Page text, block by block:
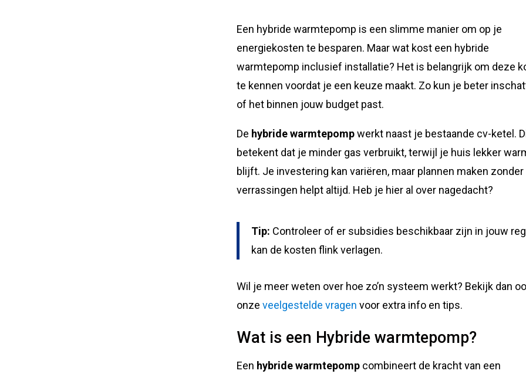
Een hybride warmtepomp is een slimme manier om op je
energiekosten te besparen. Maar wat kost een hybride
warmtepomp inclusief installatie? Het is belangrijk om deze
te kennen voordat je een keuze maakt. Zo kun je beter
of het binnen jouw budget past.
De hybride warmtepompwerkt naast je bestaande cv-ketel.
betekent dat je minder gas verbruikt, terwijl je huis lekker
blijft. Je investering kan variëren, maar plannen maken zonder
verrassingen helpt altijd. Heb je hier al over nagedacht?
Tip: Controleer of er subsidies beschikbaar zijn in jouw
kan de kosten flink verlagen.
Wil je meer weten over hoe zo’n systeem werkt? Bekijk dan
onzeveelgestelde vragen voor extra info en tips.
Wat is een Hybride warmtepomp?
Een hybride warmtepomp combineert de kracht van een